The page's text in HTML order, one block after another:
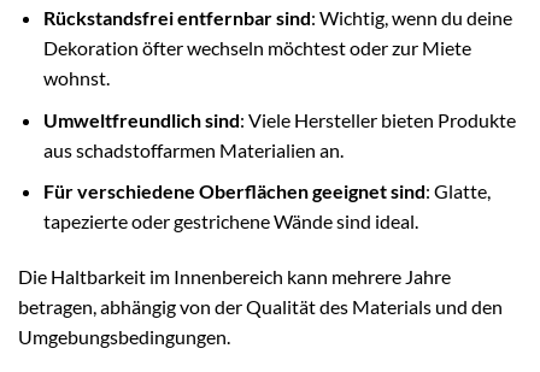
Rückstandsfrei entfernbar sind: Wichtig, wenn du deine
Dekoration öfter wechseln möchtest oder zur Miete
wohnst.
Umweltfreundlich sind: Viele Hersteller bieten Produkte
aus schadstoffarmen Materialien an.
Für verschiedene Oberflächen geeignet sind: Glatte,
tapezierte oder gestrichene Wände sind ideal.
Die Haltbarkeit im Innenbereich kann mehrere Jahre
betragen, abhängig von der Qualität des Materials und den
Umgebungsbedingungen.